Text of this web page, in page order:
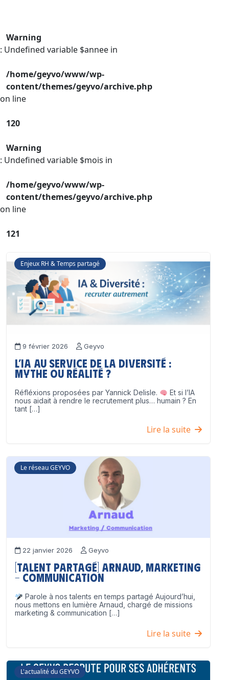
Warning
: Undefined variable $annee in
/home/geyvo/www/wp-
content/themes/geyvo/archive.php
on line
120
Warning
: Undefined variable $mois in
/home/geyvo/www/wp-
content/themes/geyvo/archive.php
on line
121
Enjeux RH & Temps partagé
9 février 2026 Geyvo
L’IA au service de la diversité :
mythe ou réalité ?
Réfléxions proposées par Yannick Delisle.
Et si l’IA
nous aidait à rendre le recrutement plus… humain ? En
tant […]
Lire la suite
Le réseau GEYVO
22 janvier 2026 Geyvo
[Talent partagé] Arnaud, Marketing
– Communication
Parole à nos talents en temps partagé Aujourd’hui,
nous mettons en lumière Arnaud, chargé de missions
marketing & communication […]
Lire la suite
L'actualité du GEYVO